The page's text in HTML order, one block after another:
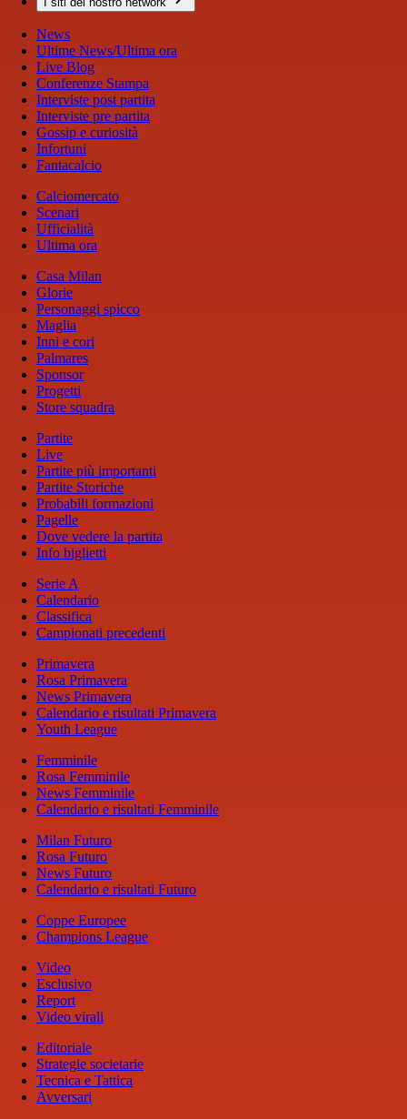
News
Ultime News/Ultima ora
Live Blog
Conferenze Stampa
Interviste post partita
Interviste pre partita
Gossip e curiosità
Infortuni
Fantacalcio
Calciomercato
Scenari
Ufficialità
Ultima ora
Casa Milan
Glorie
Personaggi spicco
Maglia
Inni e cori
Palmares
Sponsor
Progetti
Store squadra
Partite
Live
Partite più importanti
Partite Storiche
Probabili formazioni
Pagelle
Dove vedere la partita
Info biglietti
Serie A
Calendario
Classifica
Campionati precedenti
Primavera
Rosa Primavera
News Primavera
Calendario e risultati Primavera
Youth League
Femminile
Rosa Femminile
News Femminile
Calendario e risultati Femminile
Milan Futuro
Rosa Futuro
News Futuro
Calendario e risultati Futuro
Coppe Europee
Champions League
Video
Esclusivo
Report
Video virali
Editoriale
Strategie societarie
Tecnica e Tattica
Avversari